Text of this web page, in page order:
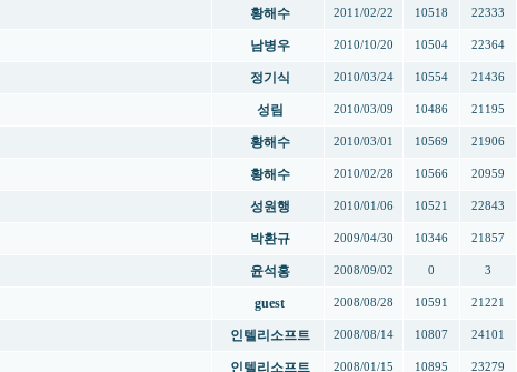
황해수 2011/02/22 10518 22333
남병우 2010/10/20 10504 22364
정기식 2010/03/24 10554 21436
성림 2010/03/09 10486 21195
황해수 2010/03/01 10569 21906
황해수 2010/02/28 10566 20959
성원행 2010/01/06 10521 22843
박환규 2009/04/30 10346 21857
윤석홍 2008/09/02 0 3
guest 2008/08/28 10591 21221
인텔리소프트 2008/08/14 10807 24101
인텔리소프트 2008/01/15 10895 23279